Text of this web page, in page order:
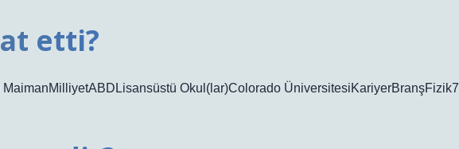
etti?
Okul(lar)Colorado ÜniversitesiKariyerBranşFizik7